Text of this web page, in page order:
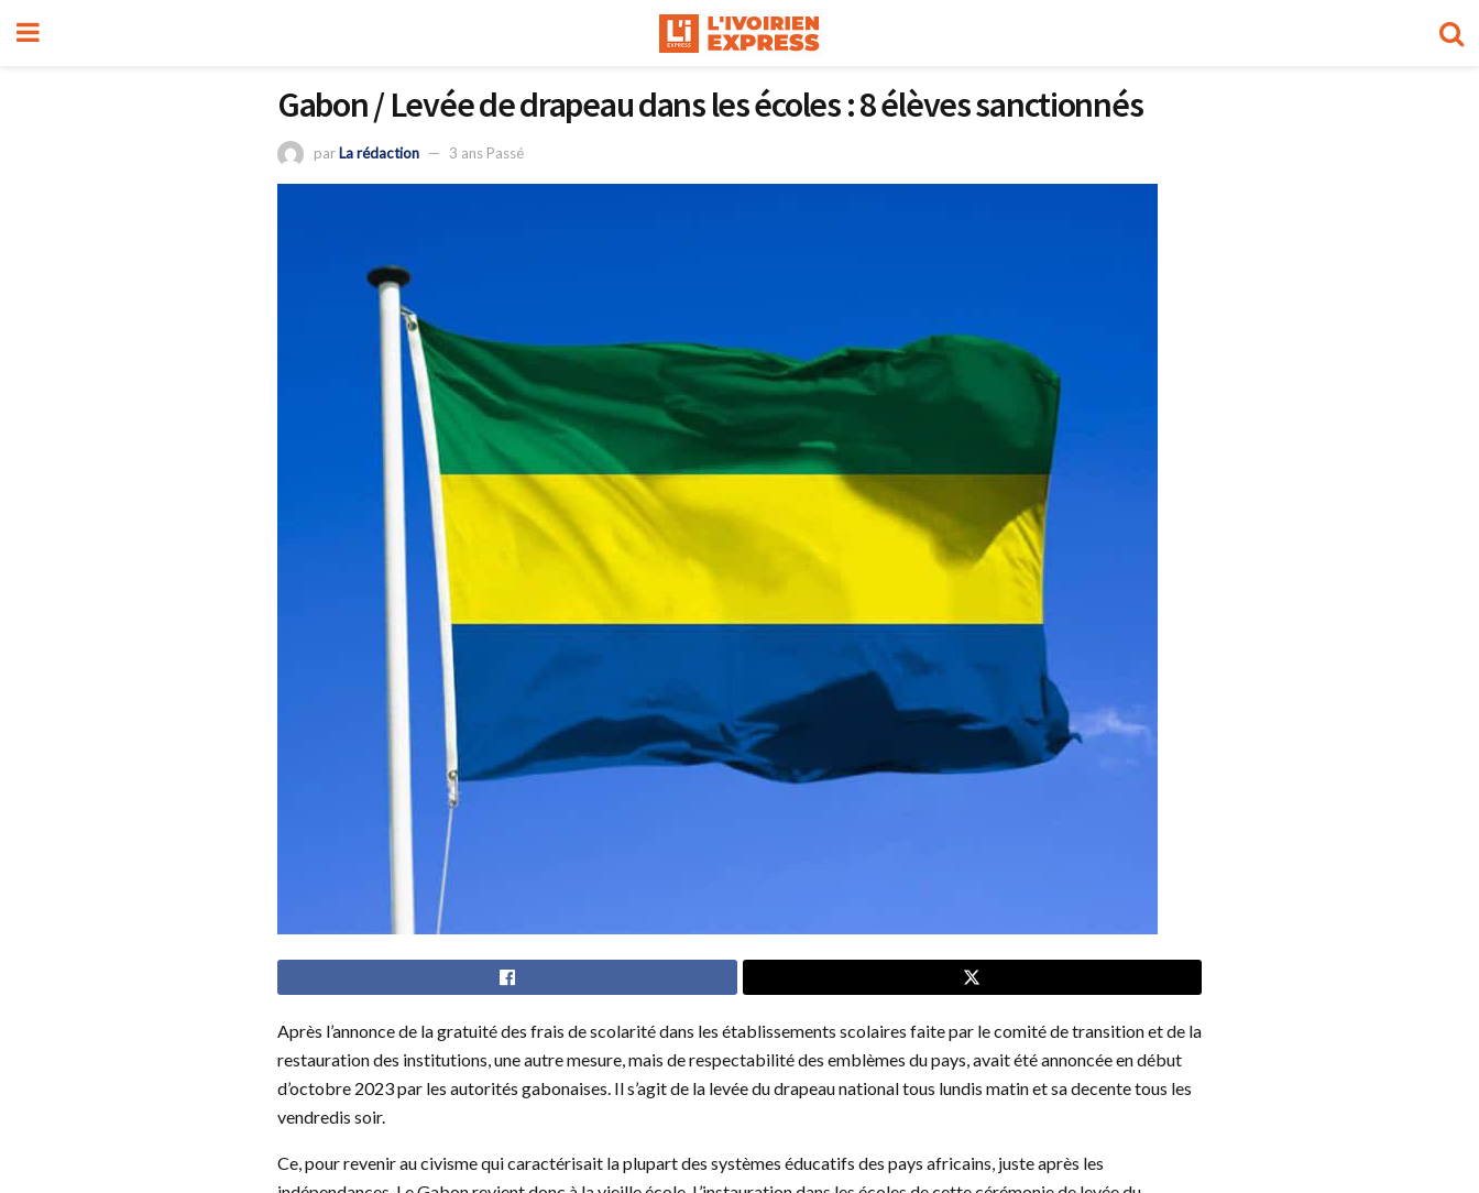
Gabon / Levée de drapeau dans les écoles : 8 élèves sanctionnés
parLa rédaction 3 ans Passé
Après l’annonce de la gratuité des frais de scolarité dans les établissements scolaires faite par le comité de transition et de la
restauration des institutions, une autre mesure, mais de respectabilité des emblèmes du pays, avait été annoncée en début
d’octobre 2023 par les autorités gabonaises. Il s’agit de la levée du drapeau national tous lundis matin et sa decente tous les
vendredis soir.
Ce, pour revenir au civisme qui caractérisait la plupart des systèmes éducatifs des pays africains, juste après les